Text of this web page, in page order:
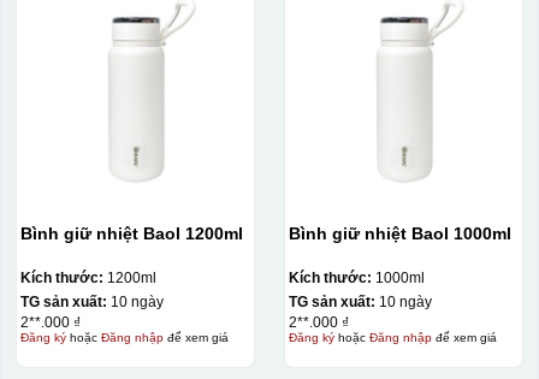
Bình giữ nhiệt Baol 1200ml
Kích thước: 1200ml
TG sản xuất: 10 ngày
2**.000 ₫
Đăng kýhoặc Đăng nhậpđể xem giá
Bình giữ nhiệt Baol 1000ml
Kích thước: 1000ml
TG sản xuất: 10 ngày
2**.000 ₫
Đăng kýhoặc Đăng nhậpđể xem giá